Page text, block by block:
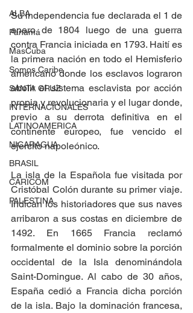
ALBA
Panamá
MasCuba
Somos Caribe
SANTA CRUZ
INTERNACIONALES
LATINOAMERICA
NICARAGUA
BRASIL
CARICOM
PALESTINA
Su independencia fue declarada el 1 de
enero de 1804 luego de una guerra
contra Francia iniciada en 1793. Haití es
la primera nación en todo el Hemisferio
americano donde los esclavos lograron
abolir el sistema esclavista por acción
propia y revolucionaria y el lugar donde,
previo a su derrota definitiva en el
continente europeo, fue vencido el
ejercito napoleónico.
La isla de la Española fue visitada por
Cristóbal Colón durante su primer viaje.
Indican los historiadores que sus naves
arribaron a sus costas en diciembre de
1492. En 1665 Francia reclamó
formalmente el dominio sobre la porción
occidental de la Isla denominándola
Saint-Domingue. Al cabo de 30 años,
España cedió a Francia dicha porción
de la isla. Bajo la dominación francesa,